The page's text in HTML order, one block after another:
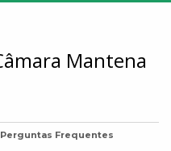
Perguntas Frequentes